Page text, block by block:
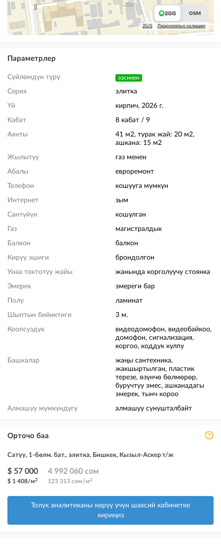
2GIS Лицензиялык келишим
Параметрлер
Сүйлөмдүн түрү ээсинен
Серия элитка
Үй кирпич, 2026 г.
Кабат 8 кабат / 9
Аянты
41 м2, турак жай: 20 м2,
ашкана: 15 м2
Жылытуу газ менен
Абалы евроремонт
Телефон кошууга мүмкүн
Интернет зым
Сантүйүн кошулган
Газ магистралдык
Балкон балкон
Кирүү эшиги брондолгон
Унаа токтотуу жайы жанында корголуучу стоянка
Эмерек эмереги бар
Полу ламинат
Шыптын бийиктиги 3 м.
Коопсуздук
видеодомофон, видеобайкоо,
домофон, сигнализация,
коргоо, коддук кулпу
Башкалар
жаңы сантехника,
жакшыртылган, пластик
терезе, өзүнчө бөлмөрөр,
буручтуу эмес, ашканадагы
эмерек, тынч короо
Алмашуу мүмкүндүгү алмашуу сунушталбайт
Орточо баа
Сатуу, 1-бөлм. бат., элитка, Бишкек, Кызыл-Аскер т/ж
$ 57 000
$ 1 408/м2
4 992 060 сом
123 313 сом/м2
Толук аналитиканы көрүү үчүн шахсий кабинетке
кириңиз